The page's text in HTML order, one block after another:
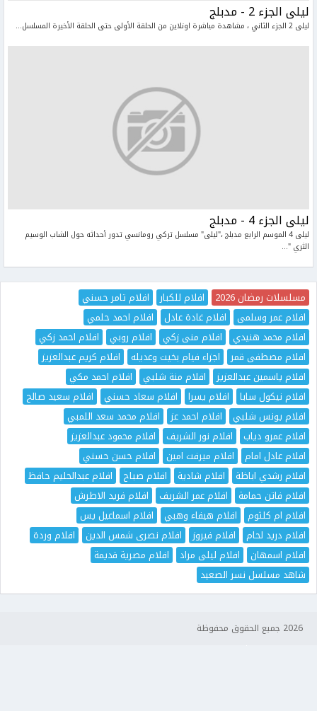
ليلى الجزء 2 - مدبلج
ليلى 2 الجزء الثاني ، مشاهدة مباشرة اونلاين من الحلقة الأولى حتى الحلقة الأخيرة المسلسل...
ليلى الجزء 4 - مدبلج
ليلى 4 الموسم الرابع مدبلج ،"ليلى" مسلسل تركي رومانسي تدور أحداثه حول الشاب الوسيم
الثري "...
مسلسلات رمضان 2026 افلام للكبار
افلام تامر حسني
افلام عمر وسلمى
افلام غادة عادل
افلام احمد حلمي
افلام محمد هنيدي
افلام منى زكي افلام روبي
افلام احمد زكي
افلام مصطفى قمر
اجزاء فيام بخيت وعديله
افلام كريم عبدالعزيز
افلام ياسمين عبدالعزيز
افلام منة شلبي
افلام احمد مكي
افلام نيكول سابا
افلام يسرا افلام سعاد حسني
افلام سعيد صالح
افلام يونس شلبي
افلام احمد عز
افلام محمد سعد اللمبي
افلام عمرو دياب
افلام نور الشريف
افلام محمود عبدالعزيز
افلام عادل امام
افلام ميرفت امين
افلام حسن حسني
افلام رشدي اباظة
افلام شادية افلام صباح
افلام عبدالحليم حافظ
افلام فاتن حمامة
افلام عمر الشريف
افلام فريد الاطرش
افلام ام كلثوم
افلام هيفاء وهبي
افلام اسماعيل يس
افلام دريد لحام
افلام فيروز افلام نصرى شمس الدين
افلام وردة
افلام اسمهان
افلام ليلى مراد
افلام مصرية قديمة
شاهد مسلسل نسر الصعيد
2026 جميع الحقوق محفوظة